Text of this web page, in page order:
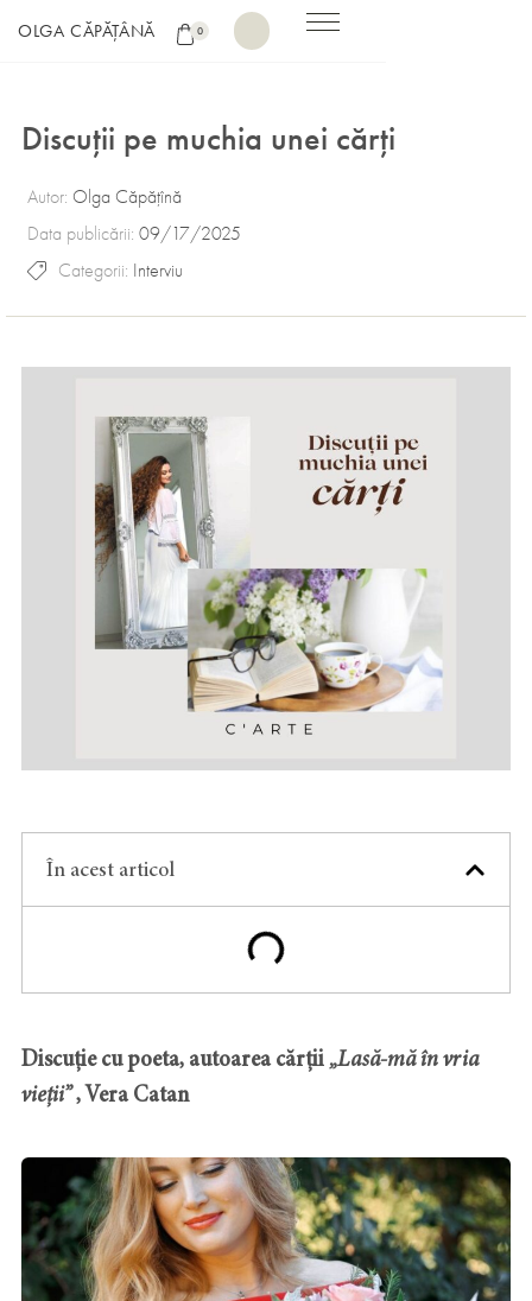
OLGA CĂPĂȚÂNĂ 0
Discuții pe muchia unei cărți
Autor: Olga Căpățînă
Data publicării: 09/17/2025
Categorii: Interviu
În acest articol
Discuție cu poeta, autoarea cărții„Lasă-mă în vria
vieții”, Vera Catan